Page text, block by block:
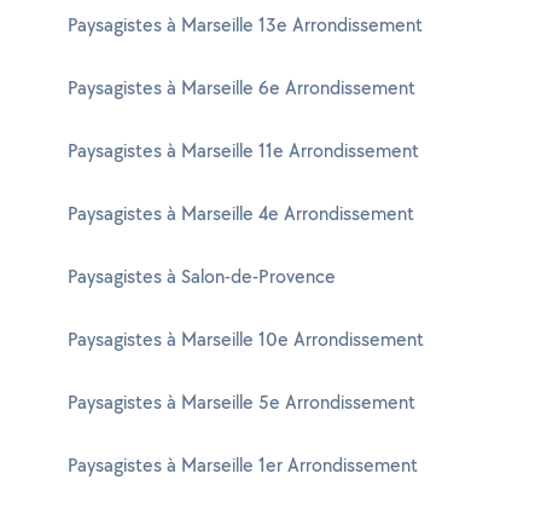
Paysagistes à Marseille 13e Arrondissement
Paysagistes à Marseille 6e Arrondissement
Paysagistes à Marseille 11e Arrondissement
Paysagistes à Marseille 4e Arrondissement
Paysagistes à Salon-de-Provence
Paysagistes à Marseille 10e Arrondissement
Paysagistes à Marseille 5e Arrondissement
Paysagistes à Marseille 1er Arrondissement